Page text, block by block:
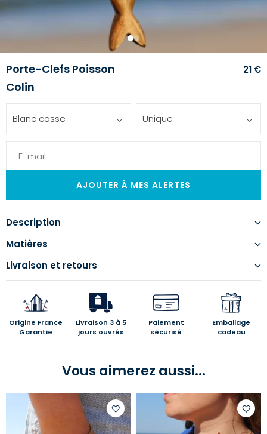
1 2
Porte-Clefs Poisson
Colin
21 €
Blanc casse Unique
Description
Matières
Livraison et retours
Origine France
Garantie
Livraison 3 à 5
jours ouvrés
Paiement
sécurisé
Emballage
cadeau
Vous aimerez aussi...
Ajouter